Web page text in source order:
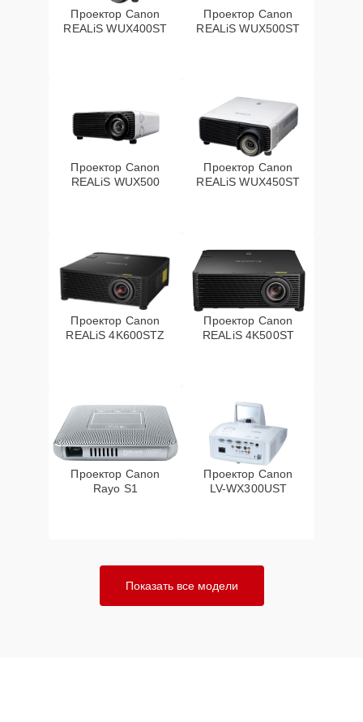
Проектор Canon
REALiS WUX400ST
Проектор Canon
REALiS WUX500ST
Проектор Canon
REALiS WUX500
Проектор Canon
REALiS WUX450ST
Проектор Canon
REALiS 4K600STZ
Проектор Canon
REALiS 4K500ST
Проектор Canon
Rayo S1
Проектор Canon
LV-WX300UST
Показать все модели